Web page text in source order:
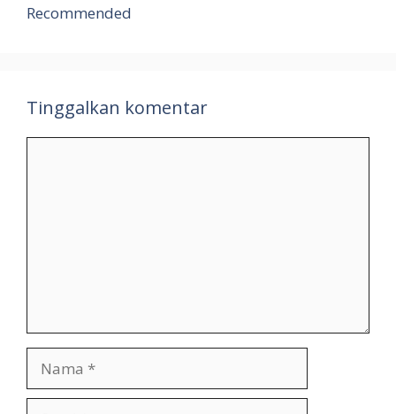
Recommended
Tinggalkan komentar